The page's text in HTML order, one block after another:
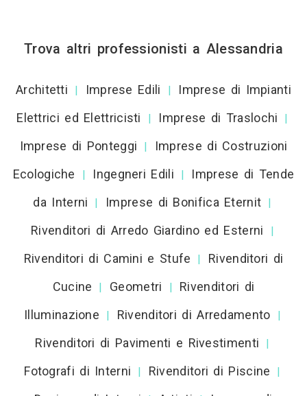
Trova altri professionisti a Alessandria
Architetti | Imprese Edili |
Imprese di Impianti
Elettrici ed Elettricisti
| Imprese di Traslochi |
Imprese di Ponteggi |
Imprese di Costruzioni
Ecologiche
| Ingegneri Edili |
Imprese di Tende
da Interni
| Imprese di Bonifica Eternit |
Rivenditori di Arredo Giardino ed Esterni |
Rivenditori di Camini e Stufe |
Rivenditori di
Cucine
| Geometri |
Rivenditori di
Illuminazione
| Rivenditori di Arredamento |
Rivenditori di Pavimenti e Rivestimenti |
Fotografi di Interni | Rivenditori di Piscine |